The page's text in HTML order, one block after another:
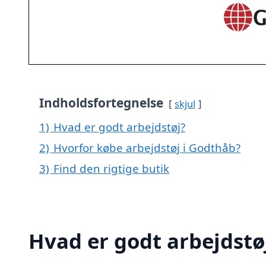
Indholdsfortegnelse skjul
1) Hvad er godt arbejdstøj?
2) Hvorfor købe arbejdstøj i Godthåb?
3) Find den rigtige butik
Hvad er godt